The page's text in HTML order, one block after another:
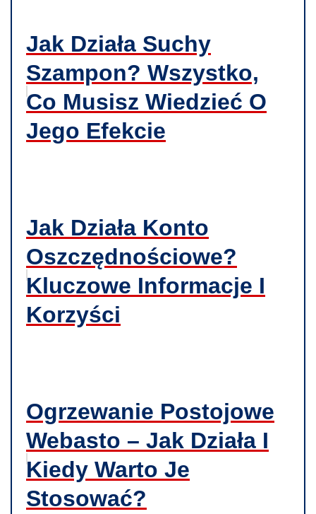
Jak Działa Suchy
Szampon? Wszystko,
Co Musisz Wiedzieć O
Jego Efekcie
Jak Działa Konto
Oszczędnościowe?
Kluczowe Informacje I
Korzyści
Ogrzewanie Postojowe
Webasto – Jak Działa I
Kiedy Warto Je
Stosować?